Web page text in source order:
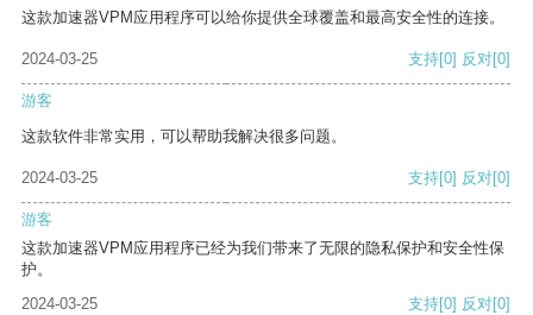
这款加速器VPM应用程序可以给你提供全球覆盖和最高安全性的连接。
2024-03-25 支持[0] 反对[0]
游客
这款软件非常实用，可以帮助我解决很多问题。
2024-03-25 支持[0] 反对[0]
游客
这款加速器VPM应用程序已经为我们带来了无限的隐私保护和安全性保
护。
2024-03-25
支持[0] 反对[0]